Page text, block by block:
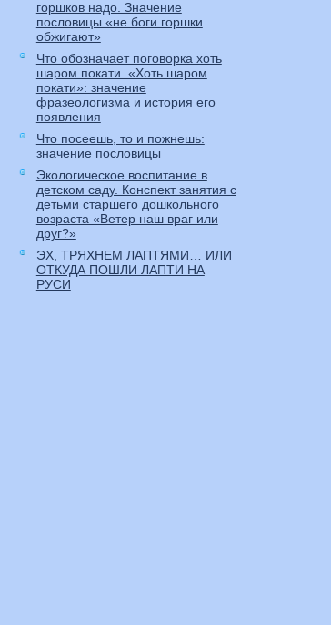
горшков надо. Значение
пословицы «не боги горшки
обжигают»
Что обозначает поговорка хоть
шаром покати. «Хоть шаром
покати»: значение
фразеологизма и история его
появления
Что посеешь, то и пожнешь:
значение пословицы
Экологическое воспитание в
детском саду. Конспект занятия с
детьми старшего дошкольного
возраста «Ветер наш враг или
друг?»
ЭХ, ТРЯХНЕМ ЛАПТЯМИ… ИЛИ
ОТКУДА ПОШЛИ ЛАПТИ НА
РУСИ